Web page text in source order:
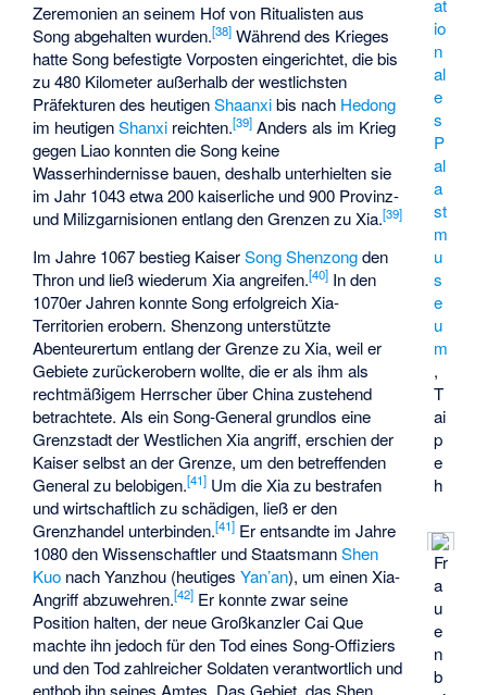
at
io
n
al
e
s
P
al
a
st
m
u
s
e
u
m
,
T
ai
p
e
h
Fr
a
u
e
n
b
Zeremonien an seinem Hof von Ritualisten aus
Song abgehalten wurden.[38] Während des Krieges
hatte Song befestigte Vorposten eingerichtet, die bis
zu 480 Kilometer außerhalb der westlichsten
Präfekturen des heutigenShaanxibis nach Hedong
im heutigenShanxi reichten.[39] Anders als im Krieg
gegen Liao konnten die Song keine
Wasserhindernisse bauen, deshalb unterhielten sie
im Jahr 1043 etwa 200 kaiserliche und 900 Provinz-
und Milizgarnisionen entlang den Grenzen zu Xia.[39]
Im Jahre 1067 bestieg KaiserSong Shenzongden
Thron und ließ wiederum Xia angreifen.[40] In den
1070er Jahren konnte Song erfolgreich Xia-
Territorien erobern. Shenzong unterstützte
Abenteurertum entlang der Grenze zu Xia, weil er
Gebiete zurückerobern wollte, die er als ihm als
rechtmäßigem Herrscher über China zustehend
betrachtete. Als ein Song-General grundlos eine
Grenzstadt der Westlichen Xia angriff, erschien der
Kaiser selbst an der Grenze, um den betreffenden
General zu belobigen.[41] Um die Xia zu bestrafen
und wirtschaftlich zu schädigen, ließ er den
Grenzhandel unterbinden.[41] Er entsandte im Jahre
1080 den Wissenschaftler und StaatsmannShen
Kuo nach Yanzhou (heutigesYan’an), um einen Xia-
Angriff abzuwehren.[42] Er konnte zwar seine
Position halten, der neue GroßkanzlerCai Que
machte ihn jedoch für den Tod eines Song-Offiziers
und den Tod zahlreicher Soldaten verantwortlich und
enthob ihn seines Amtes. Das Gebiet, das Shen